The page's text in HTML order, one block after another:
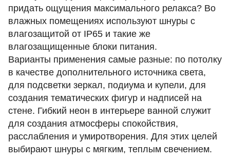
придать ощущения максимального релакса? Во
влажных помещениях используют шнуры с
влагозащитой от IP65 и такие же
влагозащищенные блоки питания.
Варианты применения самые разные: по потолку
в качестве дополнительного источника света,
для подсветки зеркал, подиума и купели, для
создания тематических фигур и надписей на
стене. Гибкий неон в интерьере ванной служит
для создания атмосферы спокойствия,
расслабления и умиротворения. Для этих целей
выбирают шнуры с мягким, теплым свечением.